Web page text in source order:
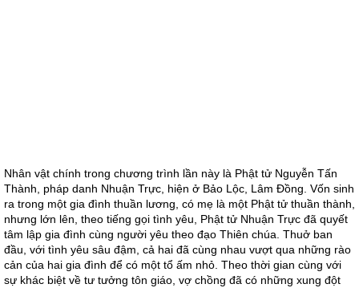
Nhân vật chính trong chương trình lần này là Phật tử Nguyễn Tấn
Thành, pháp danh Nhuận Trực, hiện ở Bảo Lộc, Lâm Đồng. Vốn sinh
ra trong một gia đình thuần lương, có mẹ là một Phật tử thuần thành,
nhưng lớn lên, theo tiếng gọi tình yêu, Phật tử Nhuận Trực đã quyết
tâm lập gia đình cùng người yêu theo đạo Thiên chúa. Thuở ban
đầu, với tình yêu sâu đậm, cả hai đã cùng nhau vượt qua những rào
cản của hai gia đình để có một tổ ấm nhỏ. Theo thời gian cùng với
sự khác biệt về tư tưởng tôn giáo, vợ chồng đã có những xung đột